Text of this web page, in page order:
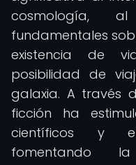
cosmología,
fundamentales
existencia de
posibilidad de
galaxia. A través
ficción ha
científicos y
fomentando